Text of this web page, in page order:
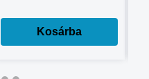
Kosárba